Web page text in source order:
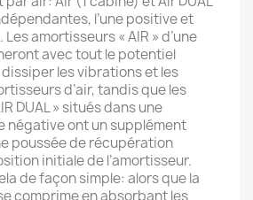
l’une positive et
amortisseurs « AIR » d’une
avec tout le potentiel
les vibrations et les
d’air, tandis que les
DUAL » situés dans une
négative ont un supplément
poussée de récupération
initiale de l’amortisseur.
de façon simple: alors que la
comprime en absorbant les